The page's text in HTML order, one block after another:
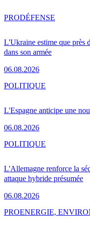
L'Ukraine estime que près
dans son armée
06.08.2026
PRODÉFENSE
L'Espagne anticipe une
06.08.2026
POLITIQUE
L'Allemagne renforce la
attaque hybride présumée
06.08.2026
POLITIQUE
PROENERGIE,